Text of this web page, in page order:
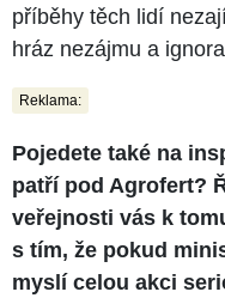
příběhy těch lidí
hráz nezájmu a
Reklama:
Pojedete také na
patří pod Agrofert?
veřejnosti vás k
s tím, že pokud
myslí celou akci